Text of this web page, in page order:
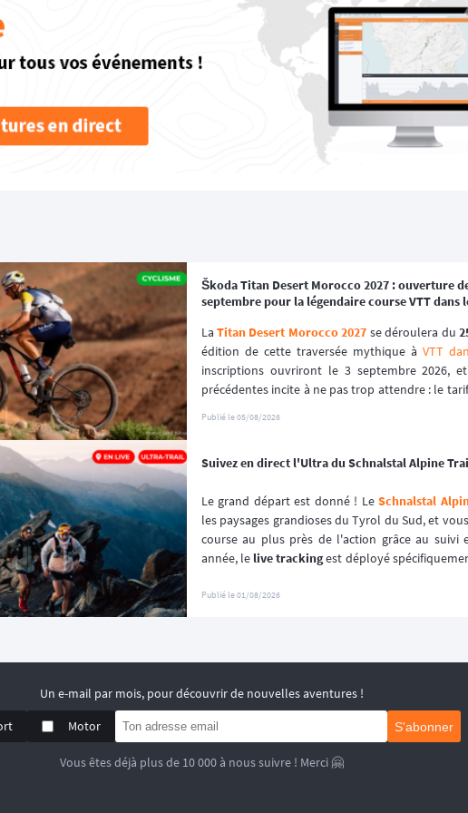
Škoda Titan Desert Morocco 2027 : ouverture
septembre pour la légendaire course VTT dans
La Titan Desert Morocco 2027 se déroulera du
édition de cette traversée mythique à VTT
inscriptions ouvriront le 3 septembre 2026,
précédentes incite à ne pas trop attendre : le
Publié le05/08/2026
Suivez en direct l'Ultra du Schnalstal Alpine
Le grand départ est donné ! Le Schnalstal
les paysages grandioses du Tyrol du Sud, et
course au plus près de l'action grâce au suivi
année, le live tracking est déployé
Publié le01/08/2026
Un e-mail par mois, pour découvrir de nouvelles aventures !
Motor S'abonner
Vous êtes déjà plus de 10 000 à nous suivre ! Merci 🤗